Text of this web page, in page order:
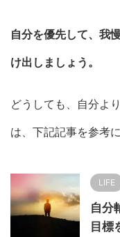
自分を優先して、我
け出しましょう。
どうしても、自分よ
は、下記記事を参考
LIFE
自分
目標